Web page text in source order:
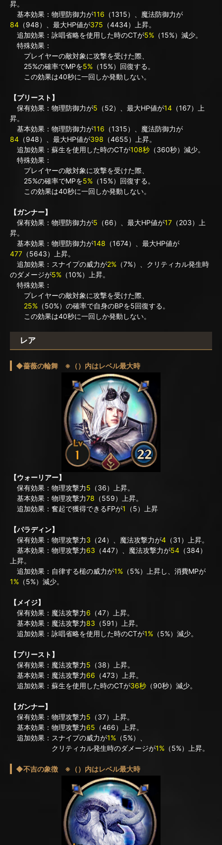
昇。
基本効果：物理防御力が116 （1315）、魔法防御力が
84 （948）、最大HP値が375 （4434）上昇。
追加効果：詠唱省略を使用した時のCTが5% （15%）減少。
特殊効果：
プレイヤーの敵対象に攻撃を受けた際、
25%の確率でMPを5% （15%）回復する。
この効果は40秒に一回しか発動しない。
【プリースト】
保有効果：物理防御力が5 （52）、最大HP値が14 （167）上
昇。
基本効果：物理防御力が116 （1315）、魔法防御力が
84 （948）、最大HP値が398 （4655）上昇。
追加効果：蘇生を使用した時のCTが108秒 （360秒）減少。
特殊効果：
プレイヤーの敵対象に攻撃を受けた際、
25%の確率でMPを5% （15%）回復する。
この効果は40秒に一回しか発動しない。
【ガンナー】
保有効果：物理防御力が5 （66）、最大HP値が17 （203）上
昇。
基本効果：物理防御力が148 （1674）、最大HP値が
477 （5643）上昇。
追加効果：スナイプの威力が2% （7%）、クリティカル発生時
のダメージが5% （10%）上昇。
特殊効果：
プレイヤーの敵対象に攻撃を受けた際、
25% （50%）の確率で自身のBPを5回復する。
この効果は40秒に一回しか発動しない。
レア
◆薔薇の輪舞 ※（）内はレベル最大時
【ウォーリアー】
保有効果：物理攻撃力5 （36）上昇。
基本効果：物理攻撃力78 （559）上昇。
追加効果：奮起で獲得できるFPが1 （5）上昇
【パラディン】
保有効果：物理攻撃力3 （24）、魔法攻撃力が4 （31）上昇。
基本効果：物理攻撃力63 （447）、魔法攻撃力が54 （384）
上昇。
追加効果：自律する槌の威力が1% （5%）上昇し、消費MPが
1% （5%）減少。
【メイジ】
保有効果：魔法攻撃力6 （47）上昇。
基本効果：魔法攻撃力83 （591）上昇。
追加効果：詠唱省略を使用した時のCTが1% （5%）減少。
【プリースト】
保有効果：魔法攻撃力5 （38）上昇。
基本効果：魔法攻撃力66 （473）上昇。
追加効果：蘇生を使用した時のCTが36秒 （90秒）減少。
【ガンナー】
保有効果：物理攻撃力5 （37）上昇。
基本効果：物理攻撃力65 （466）上昇。
追加効果：スナイプの威力が1% （5%）、
クリティカル発生時のダメージが1% （5%）上昇。
◆不吉の象徴 ※（）内はレベル最大時